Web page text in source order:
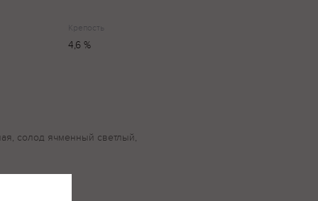
Крепость
4,6 %
солод ячменный светлый,